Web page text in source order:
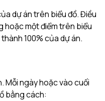
dự án trên biểu đồ. Điều
hoặc một điểm trên biểu
100% của dự án.
Mỗi ngày hoặc vào cuối
bằng cách: